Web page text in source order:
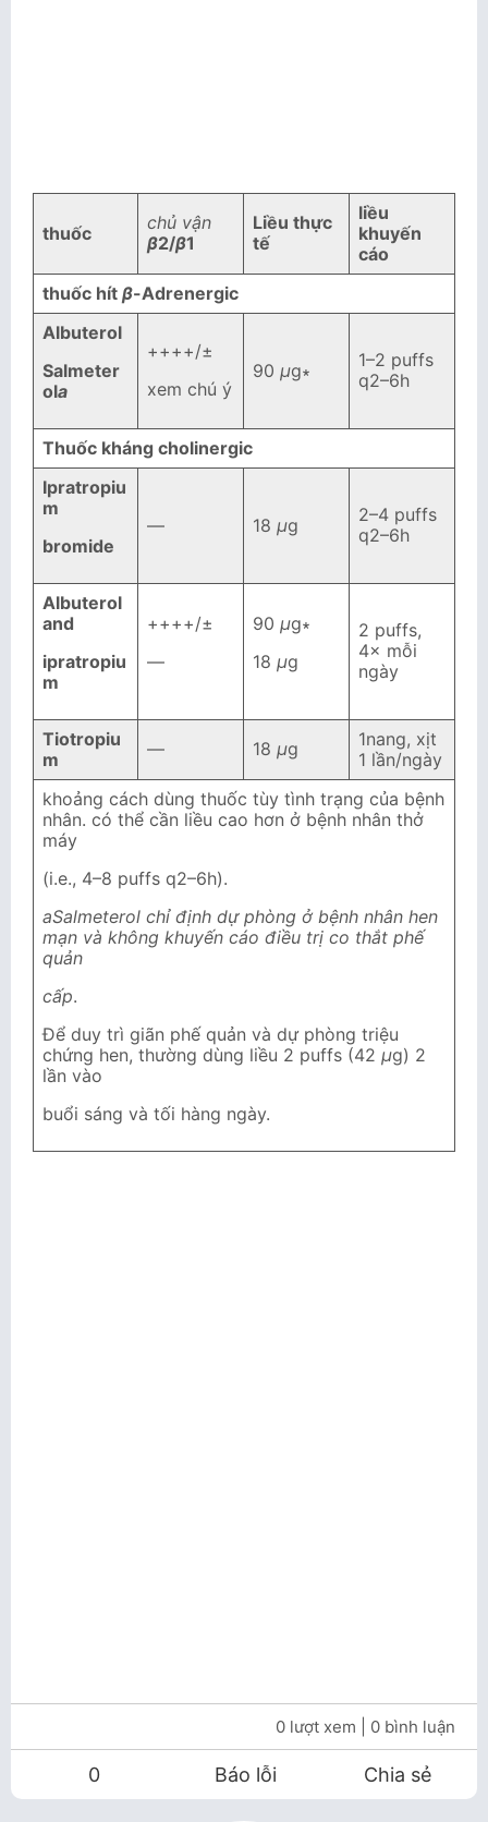
thuốc
chủ vận
β2/β1
Liều thực
tế
liều
khuyến
cáo
thuốc hít β-Adrenergic
Albuterol
Salmeter
ola
++++/±
xem chú ý
90 μg∗
1–2 puffs
q2–6h
Thuốc kháng cholinergic
Ipratropiu
m
bromide
— 18 μg
2–4 puffs
q2–6h
Albuterol
and
ipratropiu
m
++++/±
—
90 μg∗
18 μg
2 puffs,
4× mỗi
ngày
Tiotropiu
m
— 18 μg
1nang, xịt
1 lần/ngày
khoảng cách dùng thuốc tùy tình trạng của bệnh
nhân. có thể cần liều cao hơn ở bệnh nhân thở
máy
(i.e., 4–8 puffs q2–6h).
aSalmeterol chỉ định dự phòng ở bệnh nhân hen
mạn và không khuyến cáo điều trị co thắt phế
quản
cấp.
Để duy trì giãn phế quản và dự phòng triệu
chứng hen, thường dùng liều 2 puffs (42 μg) 2
lần vào
buổi sáng và tối hàng ngày.
0 lượt xem | 0 bình luận
0 Báo lỗi Chia sẻ